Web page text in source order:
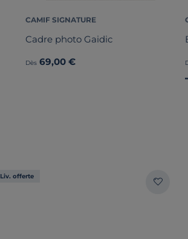
CAMIF SIGNATURE
Cadre photo Gaidic
Dès 69,00 €
Liv. offerte